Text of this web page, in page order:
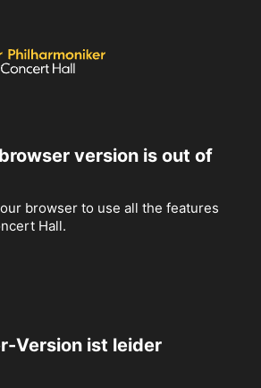
version is out of
browser to use all the features
Hall.
Version ist leider